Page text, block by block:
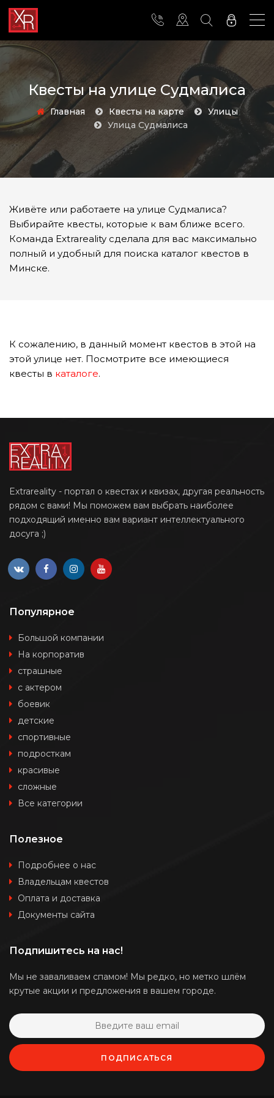
Квесты на улице Судмалиса
Главная Квесты на карте
Улицы
улица Судмалиса
Живёте или работаете на улице Судмалиса?
Выбирайте квесты, которые к вам ближе всего.
Команда Extrareality сделала для вас максимально
полный и удобный для поиска каталог квестов в
Минске.
К сожалению, в данный момент квестов в этой на
этой улице нет. Посмотрите все имеющиеся
квесты в каталоге.
Extrareality - портал о квестах и квизах, другая реальность
рядом с вами! Мы поможем вам выбрать наиболее
подходящий именно вам вариант интеллектуального
досуга ;)
Популярное
Большой компании
На корпоратив
страшные
с актером
боевик
детские
спортивные
подросткам
красивые
сложные
Все категории
Полезное
Подробнее о нас
Владельцам квестов
Оплата и доставка
Документы сайта
Подпишитесь на нас!
Мы не заваливаем спамом! Мы редко, но метко шлём
крутые акции и предложения в вашем городе.
ПОДПИСАТЬСЯ